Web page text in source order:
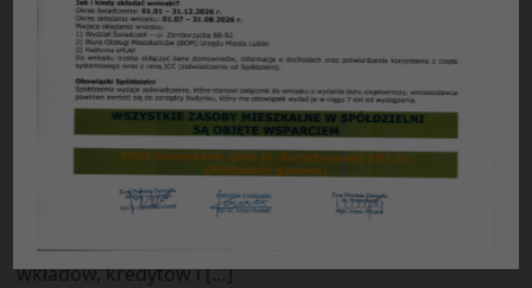
Protokół Nr 30/2007 z posiedzenia Zarządu Spółdzielni
Mieszkaniowej „Czuby” w Lublinie odbytego w dniu
31.07.2007 r. Obecni: Prezes Zarządu – Ryszard Burski
Zastępca Prezesa ds. eksploatacyjnych – Anna Urbanek
Członek Zarządu – Zastępca Prezesa – Andrzej Borówka
Główny Księgowy – Adam Ziółek Ponadto w
posiedzeniu uczestniczyli: 1. Kierownik działu rozliczeń
wkładów, kredytów i […]